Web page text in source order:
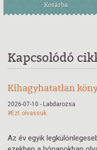
Kosárba
Kapcsolódó
Kihagyhatatlan
2026-07-10 - Labdarozsa
#Ezt olvassuk
Az év egyik